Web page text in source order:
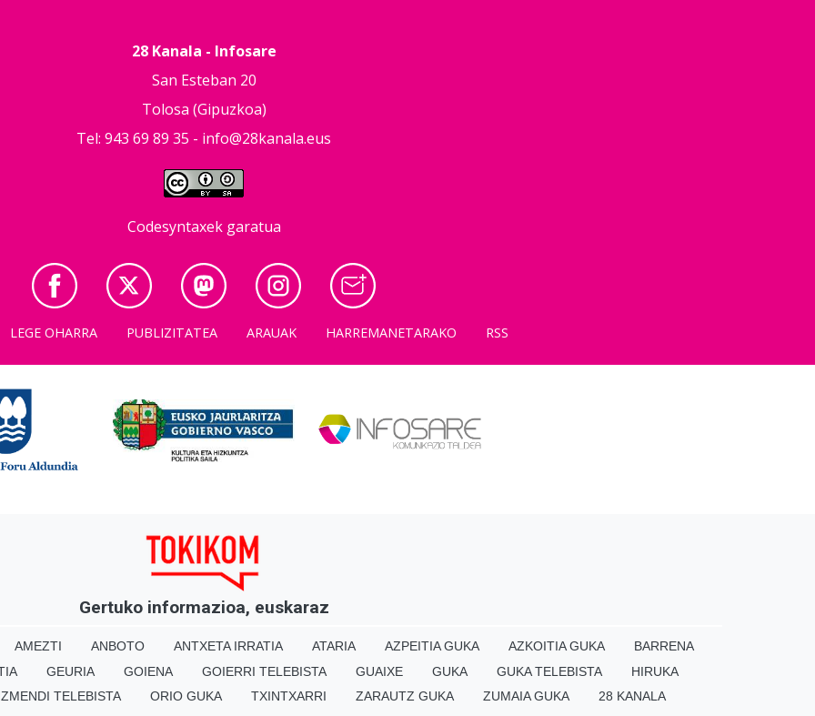
28 Kanala - Infosare
San Esteban 20
Tolosa (Gipuzkoa)
Tel: 943 69 89 35 - info@28kanala.eus
Codesyntaxek garatua
LEGE OHARRA PUBLIZITATEA ARAUAK HARREMANETARAKO RSS
Gertuko informazioa, euskaraz
AMEZTI ANBOTO ANTXETA IRRATIA ATARIA AZPEITIA GUKA AZKOITIA GUKA
BARRENA
GEURIA GOIENA GOIERRI TELEBISTA GUAIXE GUKA GUKA TELEBISTA
HIRUKA
TELEBISTA ORIO GUKA TXINTXARRI ZARAUTZ GUKA ZUMAIA GUKA 28 KANALA